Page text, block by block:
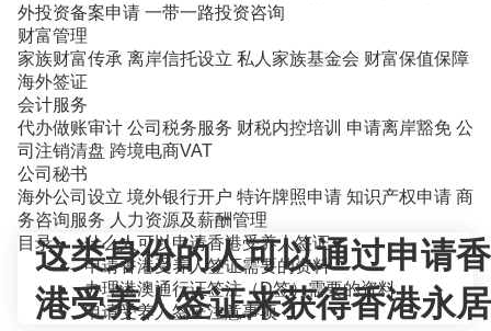
外投资备案申请 一带一路投资咨询
财富管理
家族财富传承 离岸信托设立 私人家族基金会 财富保值保障
海外签证
会计服务
代办做账审计 公司税务服务 财税内控培训 申请离岸豁免 公
司注销清盘 跨境电商VAT
公司秘书
海外公司设立 境外银行开户 特许牌照申请 知识产权申请 商
务咨询服务 人力资源及薪酬管理
这类身份的人可以通过申请香
港受养人签证来获得香港永居
目录
什么人可以申请香港受养人签证
申请香港受养人签证需要的资料
办理港澳通行证签注（D签）需要的资料
申请受养人签证注意事项